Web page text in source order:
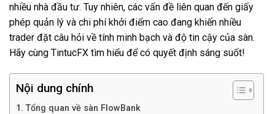
nhiều nhà đầu tư. Tuy nhiên, các vấn đề liên quan đến giấy
phép quản lý và chi phí khởi điểm cao đang khiến nhiều
trader đặt câu hỏi về tính minh bạch và độ tin cậy của sàn.
Hãy cùng TintucFX tìm hiểu để có quyết định sáng suốt!
Nội dung chính
Tổng quan về sàn FlowBank